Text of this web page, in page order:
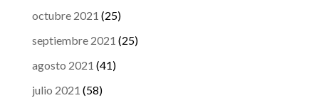
octubre 2021 (25)
septiembre 2021 (25)
agosto 2021 (41)
julio 2021 (58)